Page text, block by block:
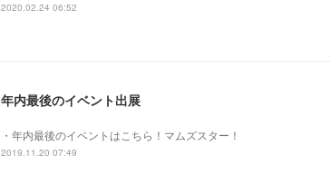
2020.02.24 06:52
年内最後のイベント出展
・年内最後のイベントはこちら！マムズスター！
2019.11.20 07:49